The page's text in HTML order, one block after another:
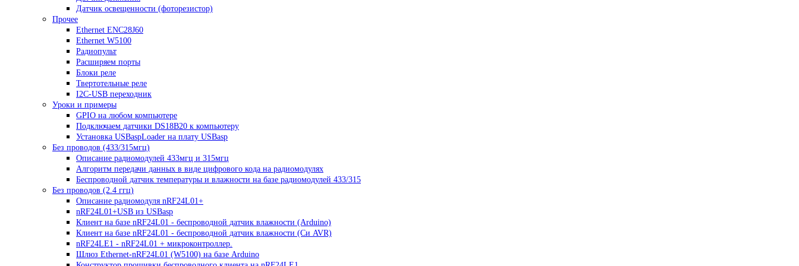
Датчик освещенности (фоторезистор)
Прочее
Ethernet ENC28J60
Ethernet W5100
Радиопульт
Расширяем порты
Блоки реле
Твертотельные реле
I2C-USB переходник
Уроки и примеры
GPIO на любом компьютере
Подключаем датчики DS18B20 к компьютеру
Установка USBaspLoader на плату USBasp
Без проводов (433/315мгц)
Описание радиомодулей 433мгц и 315мгц
Алгоритм передачи данных в виде цифрового кода на радиомодулях
Беспроводной датчик температуры и влажности на базе радиомодулей 433/315
Без проводов (2.4 ггц)
Описание радиомодуля nRF24L01+
nRF24L01+USB из USBasp
Клиент на базе nRF24L01 - беспроводной датчик влажности (Arduino)
Клиент на базе nRF24L01 - беспроводной датчик влажности (Си AVR)
nRF24LE1 - nRF24L01 + микроконтроллер.
Шлюз Ethernet-nRF24L01 (W5100) на базе Arduino